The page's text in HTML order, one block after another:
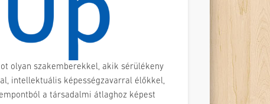
olyan szakemberekkel, akik sérülékeny
intellektuális képességzavarral élőkkel,
a társadalmi átlaghoz képest